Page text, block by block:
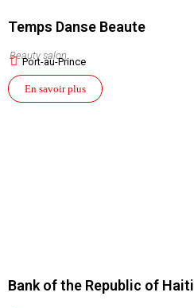
Temps Danse Beaute
Beauty salon
Port-au-Prince
En savoir plus
Bank of the Republic of Haiti